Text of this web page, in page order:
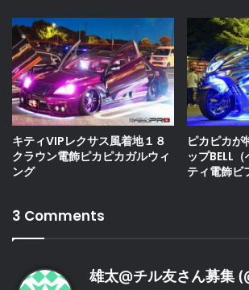
キティVIPレクサス風着地１８
クラウン電飾ピカピカガルウィ
ング
ピカピカが
ップBELL
ティ電飾ビ
3 Comments
雄太@チル友さん募集